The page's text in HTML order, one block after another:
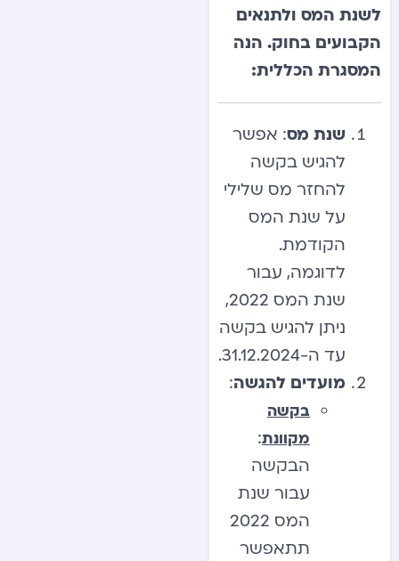
לשנת המס ולתנאים
הקבועים בחוק. הנה
המסגרת הכללית:
שנת מס: אפשר
להגיש בקשה
להחזר מס שלילי
על שנת המס
הקודמת.
לדוגמה, עבור
שנת המס 2022,
ניתן להגיש בקשה
עד ה-31.12.2024.
מועדים להגשה:
בקשה
מקוונת:
הבקשה
עבור שנת
המס 2022
תתאפשר